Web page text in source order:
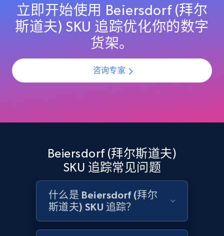
price, Currency, Availability, Reviews count, and
more.
375+
Title, Seller name, Brand, Description, Initial
375+ 立即开始
Amazon products global dataset - Collect
products from Brands URLs
立即开始使用 Beiersdorf (拜尔
斯道夫) SKU 追踪优化你的数字
货架。
咨询专家
Beiersdorf (拜尔斯道夫)
SKU 追踪常见问题
什么是 Beiersdorf (拜尔
斯道夫) SKU 追踪？